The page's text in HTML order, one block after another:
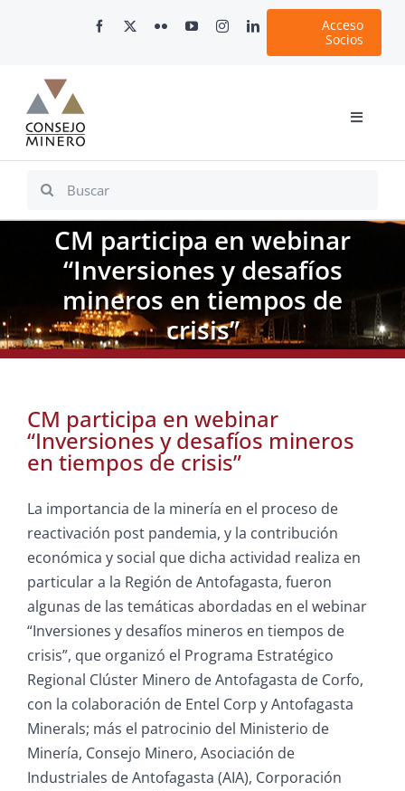
Acceso
Socios
Toggle
Documentos
Minería en Chile
Plataformas Digitales
Comunicaciones
Search
CM participa en webinar
“Inversiones y desafíos
mineros en tiempos de
crisis”
CM participa en webinar
“Inversiones y desafíos mineros
en tiempos de crisis”
La importancia de la minería en el proceso de
reactivación post pandemia, y la contribución
económica y social que dicha actividad realiza en
particular a la Región de Antofagasta, fueron
algunas de las temáticas abordadas en el webinar
“Inversiones y desafíos mineros en tiempos de
crisis”, que organizó el Programa Estratégico
Regional Clúster Minero de Antofagasta de Corfo,
con la colaboración de Entel Corp y Antofagasta
Minerals; más el patrocinio del Ministerio de
Minería, Consejo Minero, Asociación de
Industriales de Antofagasta (AIA), Corporación